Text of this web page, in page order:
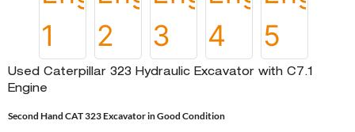
Used Caterpillar 323 Hydraulic Excavator with C7.1
Engine
Second Hand CAT 323 Excavator in Good Condition